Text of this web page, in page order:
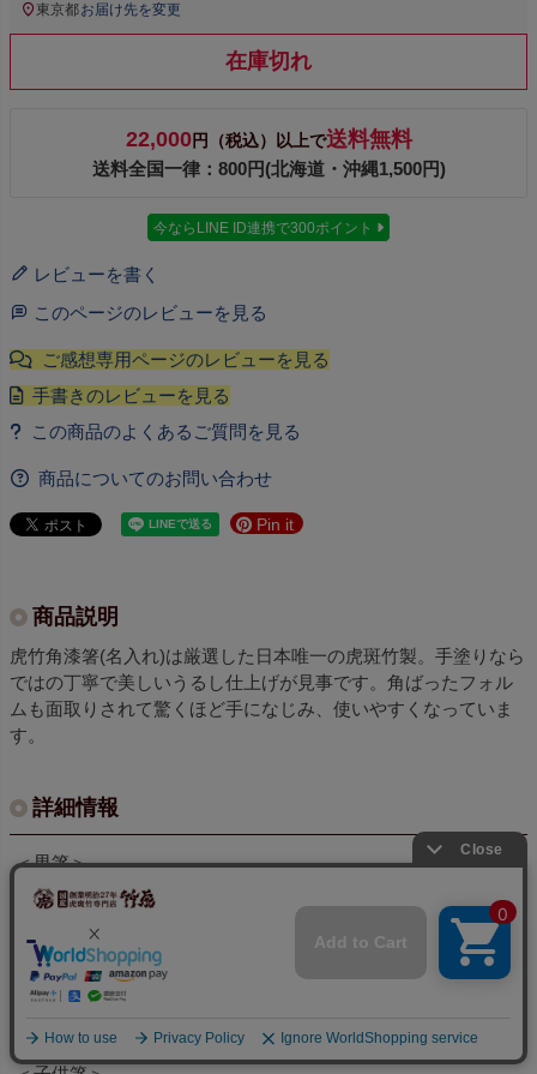
東京都お届け先を変更
在庫切れ
22,000円（税込）以上で送料無料
送料全国一律：800円(北海道・沖縄1,500円)
今ならLINE ID連携で300ポイント
レビューを書く
このページのレビューを見る
商品についてのお問い合わせ
Pin it
商品説明
虎竹角漆箸(名入れ)は厳選した日本唯一の虎斑竹製。手塗りなら
ではの丁寧で美しいうるし仕上げが見事です。角ばったフォル
ムも面取りされて驚くほど手になじみ、使いやすくなっていま
す。
詳細情報
＜男箸＞
■サイズ：約24cm
■重さ：約10g
＜女箸＞
■サイズ：約22.5cm